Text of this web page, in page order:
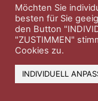
Möchten Sie
besten für Sie
den Button
"ZUSTIMMEN"
Cookies zu.
INDIVIDUELL